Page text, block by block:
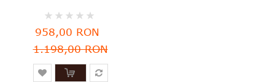
Rating:
0%
958,00 RON
1.198,00 RON